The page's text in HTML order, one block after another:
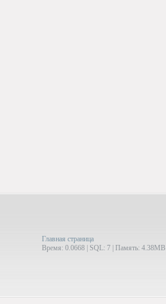
Главная страница
Время: 0.0668 | SQL: 7 | Память: 4.38MB